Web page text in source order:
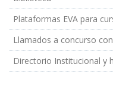
Plataformas EVA para
Llamados a concurso
Directorio Institucional y